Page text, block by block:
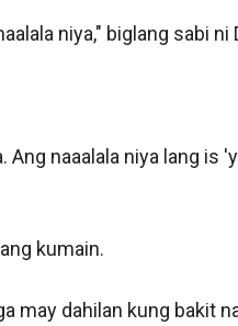
niya," biglang sabi ni
Ang naaalala niya lang is
kumain.
may dahilan kung bakit